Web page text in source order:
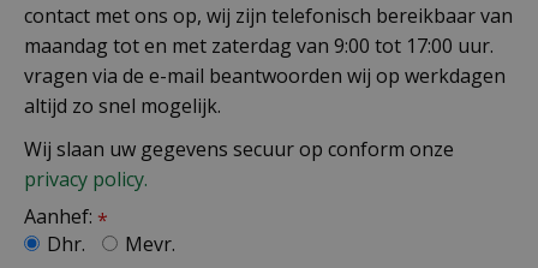
contact met ons op, wij zijn telefonisch bereikbaar van
maandag tot en met zaterdag van 9:00 tot 17:00 uur.
vragen via de e-mail beantwoorden wij op werkdagen
altijd zo snel mogelijk.
Wij slaan uw gegevens secuur op conform onze
privacy policy.
Aanhef: *
Dhr.
Mevr.